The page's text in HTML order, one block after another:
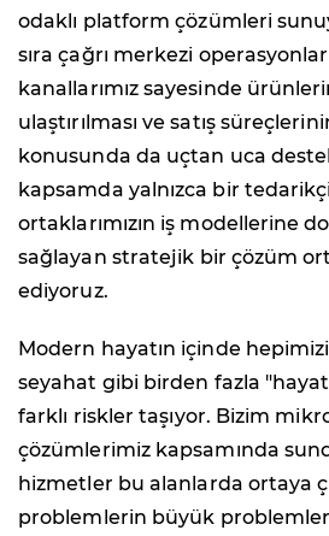
odaklı platform çözümleri
sıra çağrı merkezi
kanallarımız sayesinde
ulaştırılması ve satış
konusunda da uçtan uca
kapsamda yalnızca bir
ortaklarımızın iş modellerine
sağlayan stratejik bir çözüm
ediyoruz.
Modern hayatın içinde
seyahat gibi birden fazla
farklı riskler taşıyor. Bizim
çözümlerimiz kapsamında
hizmetler bu alanlarda ortaya
problemlerin büyük